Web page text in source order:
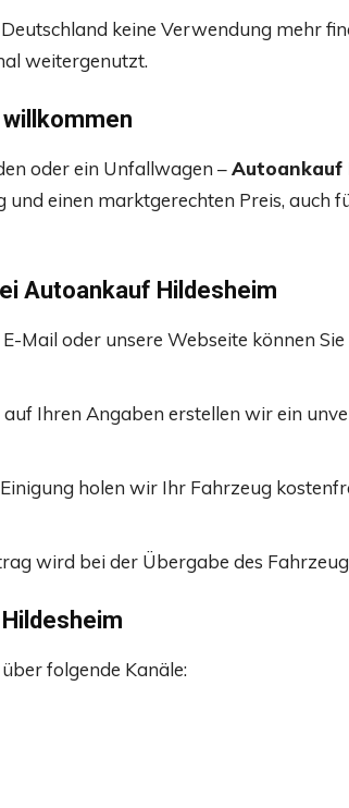
keine Verwendung mehr
weitergenutzt.
oder ein Unfallwagen –Autoankauf
einen marktgerechten Preis, auch
Autoankauf Hildesheim
Mail oder unsere Webseite können
auf Ihren Angaben erstellen wir ein
holen wir Ihr Fahrzeug
wird bei der Übergabe des
folgende Kanäle: